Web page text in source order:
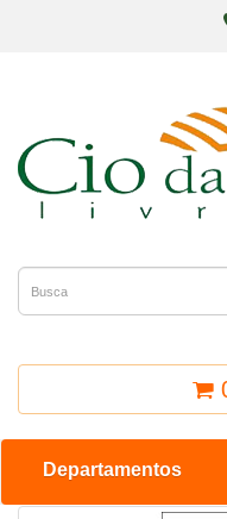
Departamentos